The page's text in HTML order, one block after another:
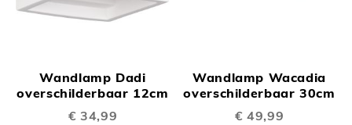
Wandlamp Dadi
overschilderbaar 12cm
€ 34,99
Wandlamp Wacadia
overschilderbaar 30cm
€ 49,99